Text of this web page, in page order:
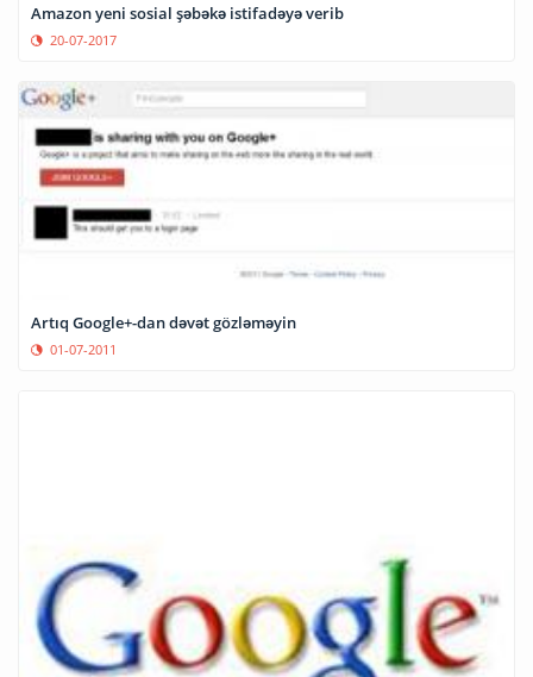
Amazon yeni sosial şəbəkə istifadəyə verib
20-07-2017
Artıq Google+-dan dəvət gözləməyin
01-07-2011